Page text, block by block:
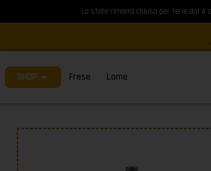
Lo store rimarrà chiuso per ferie dal 4
SHOP Frese Lame